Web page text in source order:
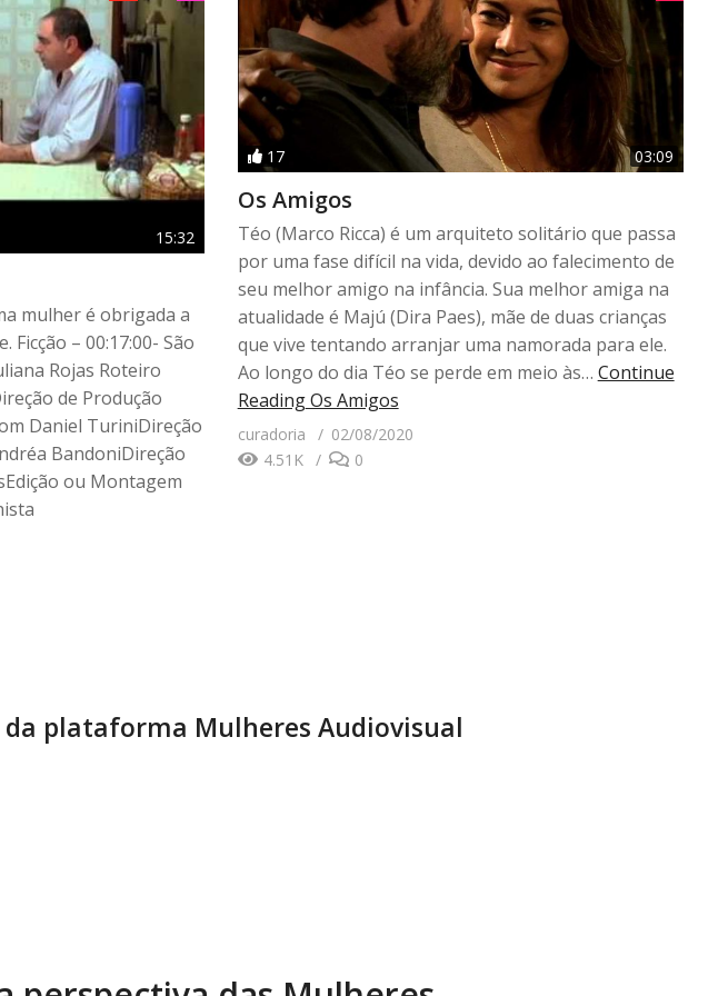
15:32
mulher é obrigada a
Ficção – 00:17:00- São
Rojas Roteiro
de Produção
Daniel TuriniDireção
BandoniDireção
ou Montagem
17 03:09
Os Amigos
Téo (Marco Ricca) é um arquiteto solitário que passa
por uma fase difícil na vida, devido ao falecimento de
seu melhor amigo na infância. Sua melhor amiga na
atualidade é Majú (Dira Paes), mãe de duas crianças
que vive tentando arranjar uma namorada para ele.
Ao longo do dia Téo se perde em meio às… Continue
ReadingOs Amigos
curadoria
02/08/2020
4.51K
0
plataforma Mulheres Audiovisual